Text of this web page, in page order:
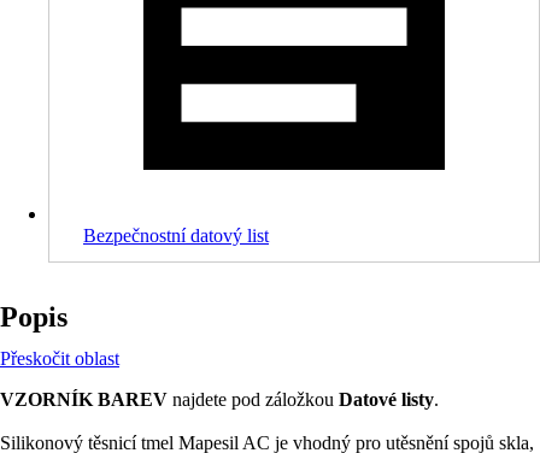
Bezpečnostní datový list
Popis
Přeskočit oblast
VZORNÍK BAREV najdete pod záložkou Datové listy.
Silikonový těsnicí tmel Mapesil AC je vhodný pro utěsnění spojů skla,